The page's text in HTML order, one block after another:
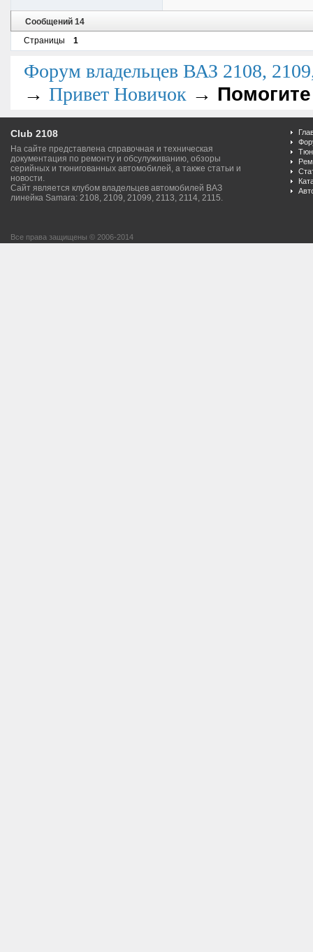
Сообщений 14
Страницы
1
Форум владельцев ВАЗ 2108,
→ Привет Новичок →
Club 2108
На сайте представлена справочная и техническая
документация по ремонту и обсулуживанию, обзоры
серийных и тюнигованных автомобилей, а также статьи и
новости.
Сайт является клубом владельцев автомобилей ВАЗ
линейка Samara: 2108, 2109, 21099, 2113, 2114, 2115.
Все права защищены © 2006-2014